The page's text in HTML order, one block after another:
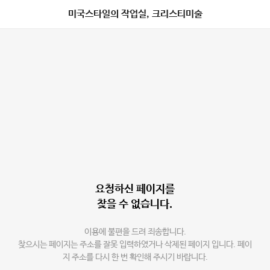
미국스타일의 작업실, 크리스티미술
요청하신 페이지를
찾을 수 없습니다.
이용에 불편을 드려 죄송합니다.
찾으시는 페이지는 주소를 잘못 입력하였거나 삭제된 페이지 입니다. 페이
지 주소를 다시 한 번 확인해 주시기 바랍니다.